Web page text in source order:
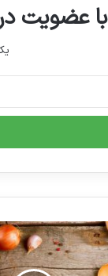
با عضویت